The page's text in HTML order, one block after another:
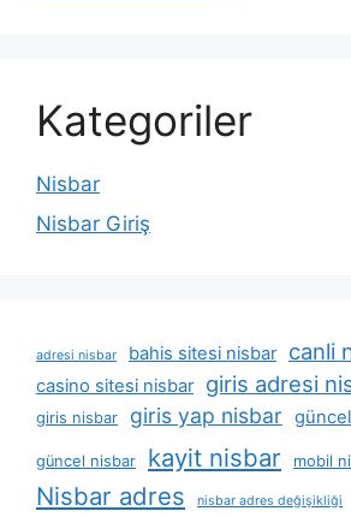
Kategoriler
Nisbar
Nisbar Giriş
adresi nisbar bahis sitesi nisbar canli
casino sitesi nisbar giris adresi
giris nisbar giris yap nisbar
güncel nisbar kayit nisbar mobil
Nisbar adres nisbar adres değişikliği